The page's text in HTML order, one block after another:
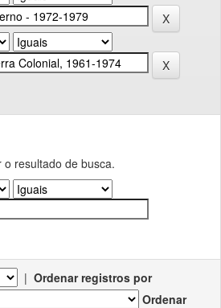
resultado de busca.
| Ordenar registros por
Ordenar